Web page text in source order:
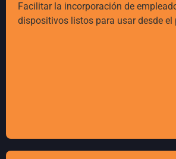
Facilitar la incorporación de
dispositivos listos para usar desde el